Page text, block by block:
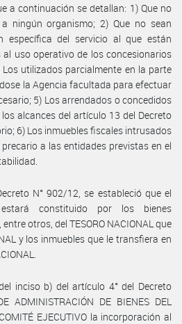
a continuación se detallan: 1) Que no
ningún organismo; 2) Que no sean
específica del servicio al que están
uso operativo de los concesionarios
utilizados parcialmente en la parte
la Agencia facultada para efectuar
5) Los arrendados o concedidos
alcances del artículo 13 del Decreto
6) Los inmuebles fiscales intrusados
a las entidades previstas en el
N° 902/12, se estableció que el
constituido por los bienes
otros, del TESORO NACIONAL que
y los inmuebles que le transfiera en
inciso b) del artículo 4° del Decreto
ADMINISTRACIÓN DE BIENES DEL
EJECUTIVO la incorporación al